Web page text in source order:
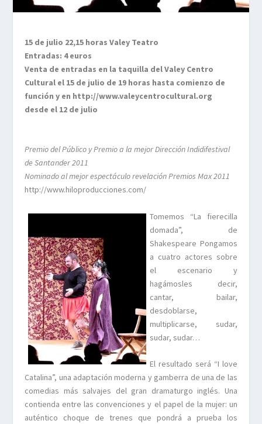
15 de julio 22,15 horas Valey Teatro
Entradas: 4 euros
Venta de entradas en la taquilla del Valey Centro
Cultural el 15 de julio de 19 horas hasta comienzo de
función y en http://www.valeycentrocultural.org
desde el 12 de julio
Premio del Público y Premio a la mejor Dirección Indidifestival
de Santander 2011
Nominado al mejor espectáculo revelación Premios Max 2011
http://www.hiloproducciones.com/
Tomemos “La fierecilla
domada”, de
Shakespeare Pongamos
a cuatro actores sobre
el escenario y
hagámosles decir,
cantar, bailar,
desdoblarse,
multiplicarse, sudar,
sudar, sudar…
El resultado será “I love
Catalina”, una adaptación moderna y gamberra de una de las
comedias más salvajes del gran dramaturgo inglés. Una
contienda entre las convenciones y el papel de la mujer: un
auténtico choque de trenes que pondrá a prueba los